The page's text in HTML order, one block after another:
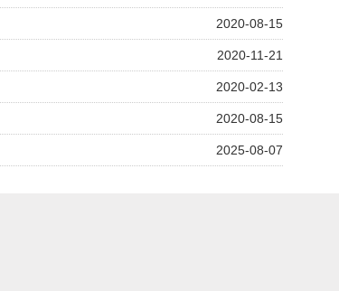
2020-08-15
2020-11-21
2020-02-13
2020-08-15
2025-08-07